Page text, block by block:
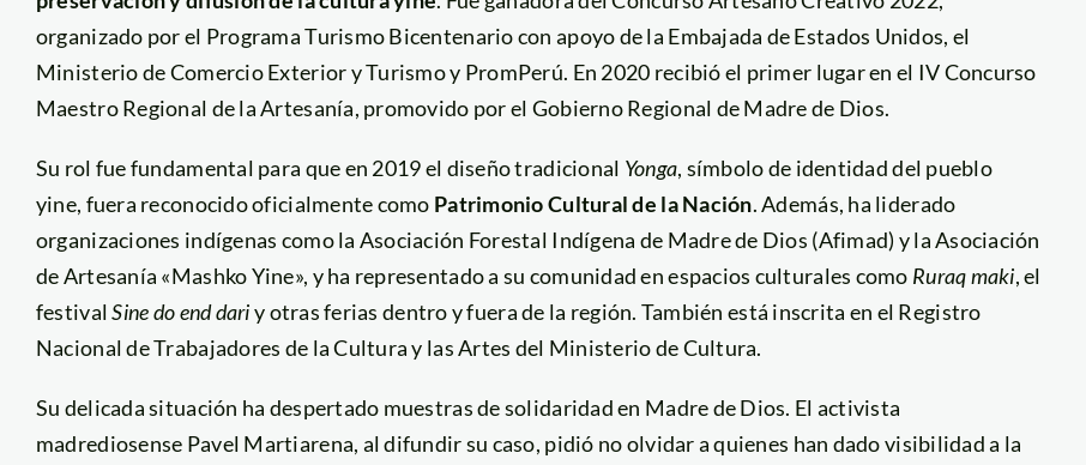
organizado por el Programa Turismo Bicentenario con apoyo de la Embajada de Estados Unidos, el
Ministerio de Comercio Exterior y Turismo y PromPerú. En 2020 recibió el primer lugar en el IV Concurso
Maestro Regional de la Artesanía, promovido por el Gobierno Regional de Madre de Dios.
Su rol fue fundamental para que en 2019 el diseño tradicional Yonga, símbolo de identidad del pueblo
yine, fuera reconocido oficialmente como Patrimonio Cultural de la Nación. Además, ha liderado
organizaciones indígenas como la Asociación Forestal Indígena de Madre de Dios (Afimad) y la Asociación
de Artesanía «Mashko Yine», y ha representado a su comunidad en espacios culturales como Ruraq maki, el
festivalSine do end dariy otras ferias dentro y fuera de la región. También está inscrita en el Registro
Nacional de Trabajadores de la Cultura y las Artes del Ministerio de Cultura.
Su delicada situación ha despertado muestras de solidaridad en Madre de Dios. El activista
madrediosense Pavel Martiarena, al difundir su caso, pidió no olvidar a quienes han dado visibilidad a la